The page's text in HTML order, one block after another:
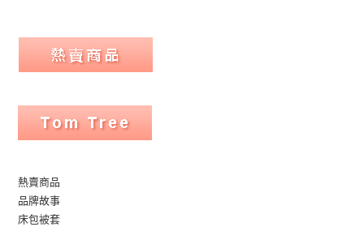
熱賣商品
品牌故事
床包被套